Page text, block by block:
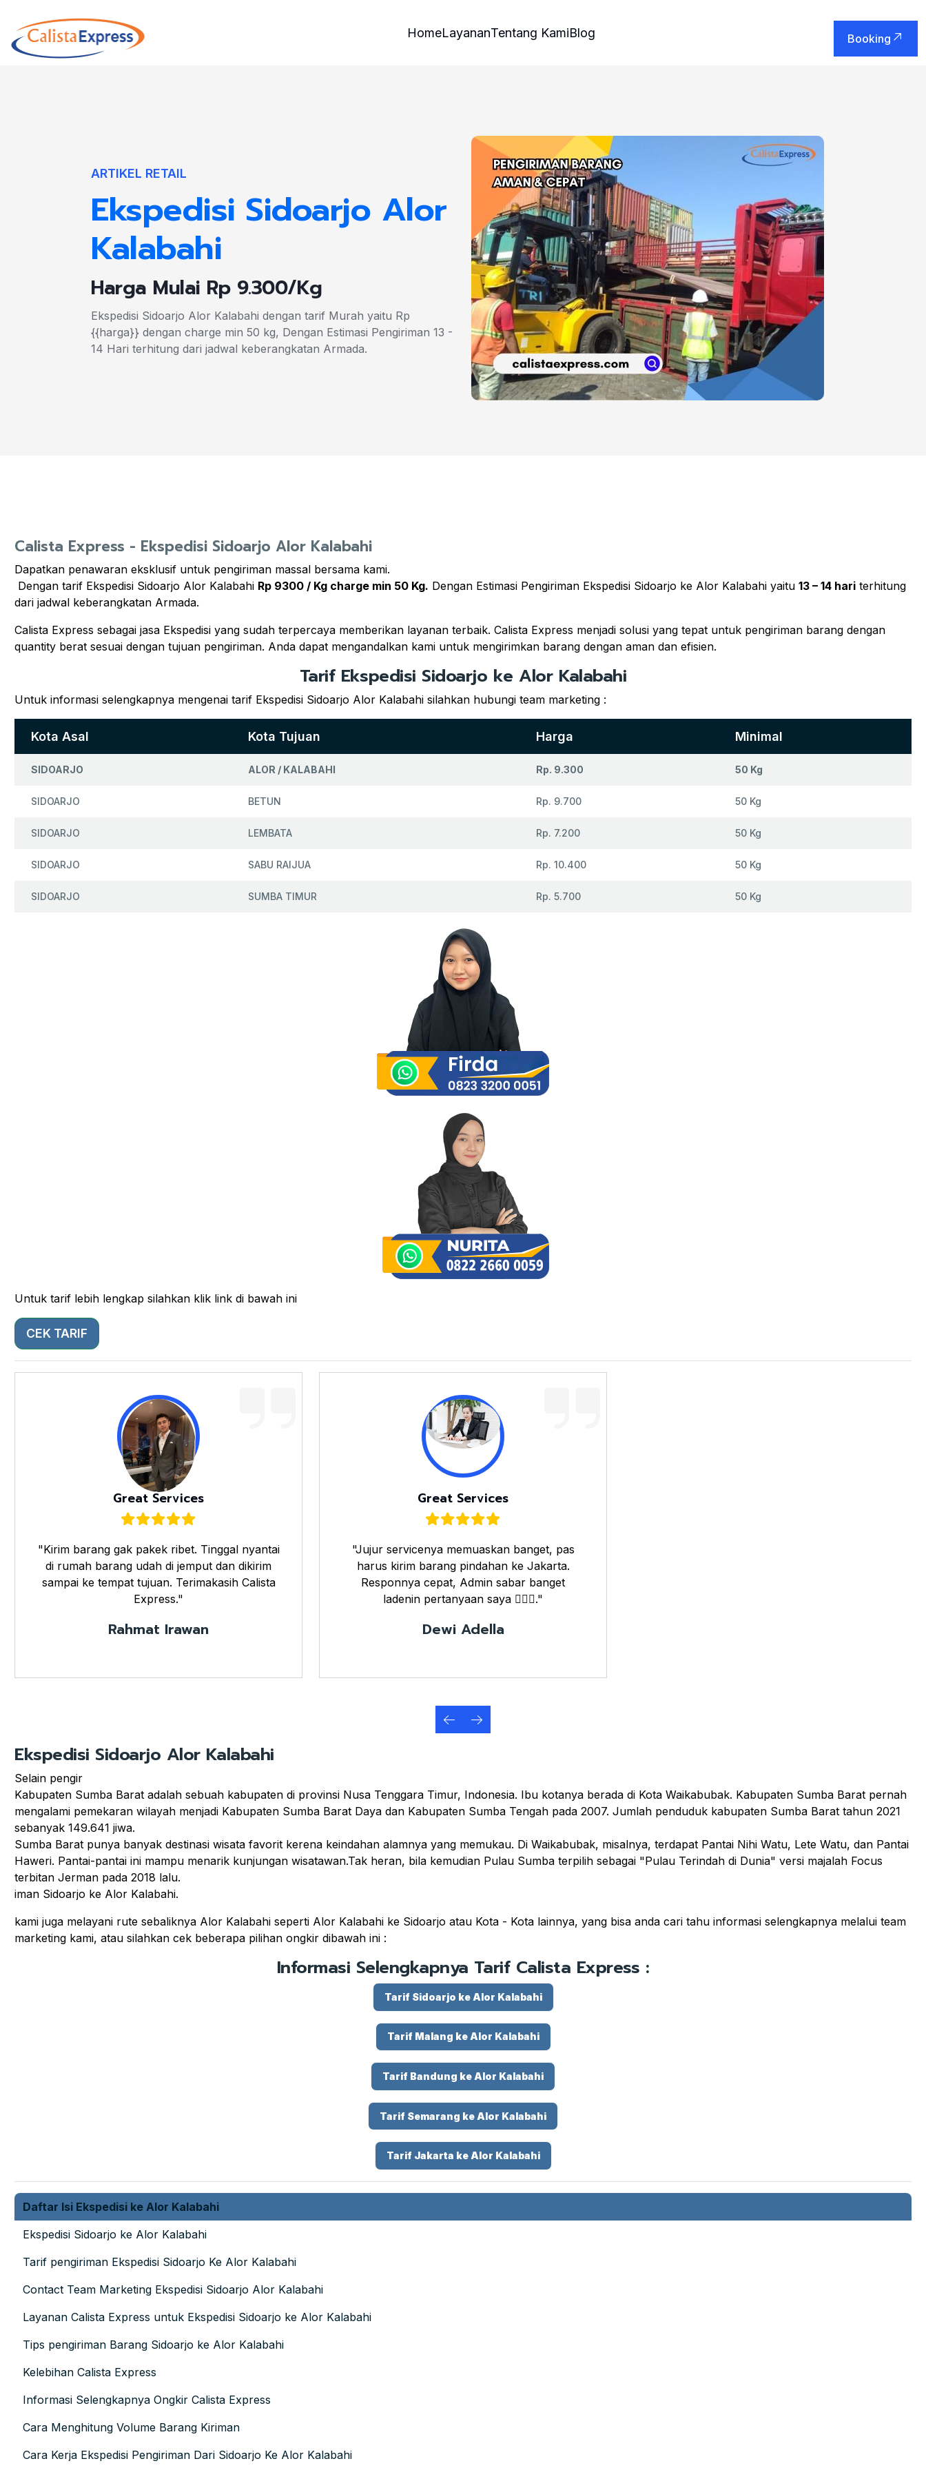
HomeLayananTentang KamiBlog Booking
ARTIKEL RETAIL
Ekspedisi Sidoarjo Alor
Kalabahi
Harga Mulai Rp 9.300/Kg
Ekspedisi Sidoarjo Alor Kalabahi dengan tarif Murah yaitu Rp
{{harga}} dengan charge min 50 kg, Dengan Estimasi Pengiriman 13 -
14 Hari terhitung dari jadwal keberangkatan Armada.
Calista Express - Ekspedisi Sidoarjo Alor Kalabahi
Dapatkan penawaran eksklusif untuk pengiriman massal bersama kami.
Dengan tarif Ekspedisi Sidoarjo Alor Kalabahi Rp 9300 / Kg charge min 50 Kg. Dengan Estimasi Pengiriman Ekspedisi Sidoarjo ke Alor Kalabahi yaitu 13 – 14 hari terhitung
dari jadwal keberangkatan Armada.
Calista Express sebagai jasa Ekspedisi yang sudah terpercaya memberikan layanan terbaik. Calista Express menjadi solusi yang tepat untuk pengiriman barang dengan
quantity berat sesuai dengan tujuan pengiriman. Anda dapat mengandalkan kami untuk mengirimkan barang dengan aman dan efisien.
Tarif Ekspedisi Sidoarjo ke Alor Kalabahi
Untuk informasi selengkapnya mengenai tarif Ekspedisi Sidoarjo Alor Kalabahi silahkan hubungi team marketing :
Kota Asal Kota Tujuan Harga Minimal
SIDOARJO ALOR / KALABAHI Rp. 9.300 50 Kg
SIDOARJO BETUN Rp. 9.700 50 Kg
SIDOARJO LEMBATA Rp. 7.200 50 Kg
SIDOARJO SABU RAIJUA Rp. 10.400 50 Kg
SIDOARJO SUMBA TIMUR Rp. 5.700 50 Kg
Untuk tarif lebih lengkap silahkan klik link di bawah ini
CEK TARIF
Great Services
"Kirim barang gak pakek ribet. Tinggal nyantai
di rumah barang udah di jemput dan dikirim
sampai ke tempat tujuan. Terimakasih Calista
Express."
Rahmat Irawan
Great Services
"Jujur servicenya memuaskan banget, pas
harus kirim barang pindahan ke Jakarta.
Responnya cepat, Admin sabar banget
ladenin pertanyaan saya 👌🏼🤗."
Dewi Adella
Ekspedisi Sidoarjo Alor Kalabahi
Selain pengir
Kabupaten Sumba Barat adalah sebuah kabupaten di provinsi Nusa Tenggara Timur, Indonesia. Ibu kotanya berada di Kota Waikabubak. Kabupaten Sumba Barat pernah
mengalami pemekaran wilayah menjadi Kabupaten Sumba Barat Daya dan Kabupaten Sumba Tengah pada 2007. Jumlah penduduk kabupaten Sumba Barat tahun 2021
sebanyak 149.641 jiwa.
Sumba Barat punya banyak destinasi wisata favorit kerena keindahan alamnya yang memukau. Di Waikabubak, misalnya, terdapat Pantai Nihi Watu, Lete Watu, dan Pantai
Haweri. Pantai-pantai ini mampu menarik kunjungan wisatawan.Tak heran, bila kemudian Pulau Sumba terpilih sebagai "Pulau Terindah di Dunia" versi majalah Focus
terbitan Jerman pada 2018 lalu.
iman Sidoarjo ke Alor Kalabahi.
kami juga melayani rute sebaliknya Alor Kalabahi seperti Alor Kalabahi ke Sidoarjo atau Kota - Kota lainnya, yang bisa anda cari tahu informasi selengkapnya melalui team
marketing kami, atau silahkan cek beberapa pilihan ongkir dibawah ini :
Informasi Selengkapnya Tarif Calista Express :
Tarif Sidoarjo ke Alor Kalabahi
Tarif Malang ke Alor Kalabahi
Tarif Bandung ke Alor Kalabahi
Tarif Semarang ke Alor Kalabahi
Tarif Jakarta ke Alor Kalabahi
Daftar Isi Ekspedisi ke Alor Kalabahi
Ekspedisi Sidoarjo ke Alor Kalabahi
Tarif pengiriman Ekspedisi Sidoarjo Ke Alor Kalabahi
Contact Team Marketing Ekspedisi Sidoarjo Alor Kalabahi
Layanan Calista Express untuk Ekspedisi Sidoarjo ke Alor Kalabahi
Tips pengiriman Barang Sidoarjo ke Alor Kalabahi
Kelebihan Calista Express
Informasi Selengkapnya Ongkir Calista Express
Cara Menghitung Volume Barang Kiriman
Cara Kerja Ekspedisi Pengiriman Dari Sidoarjo Ke Alor Kalabahi